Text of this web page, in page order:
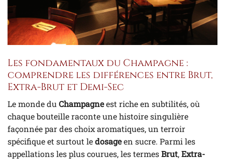
Les fondamentaux du Champagne :
comprendre les différences entre Brut,
Extra-Brut et Demi-Sec
Le monde duChampagneest riche en subtilités, où
chaque bouteille raconte une histoire singulière
façonnée par des choix aromatiques, un terroir
spécifique et surtout ledosageen sucre. Parmi les
appellations les plus courues, les termesBrut,Extra-